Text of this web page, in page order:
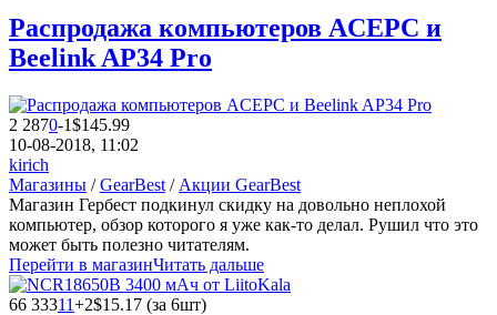
Распродажа компьютеров ACEPC и
Beelink AP34 Pro
2 2870-1$145.99
10-08-2018, 11:02
kirich
Магазины /GearBest / Акции GearBest
Магазин Гербест подкинул скидку на довольно неплохой
компьютер, обзор которого я уже как-то делал. Рушил что это
может быть полезно читателям.
Перейти в магазинЧитать дальше
66 33311+2$15.17 (за 6шт)